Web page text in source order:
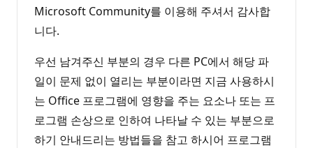
Microsoft Community를 이용해 주셔서 감사합
니다.
우선 남겨주신 부분의 경우 다른 PC에서 해당 파
일이 문제 없이 열리는 부분이라면 지금 사용하시
는 Office 프로그램에 영향을 주는 요소나 또는 프
로그램 손상으로 인하여 나타날 수 있는 부분으로
하기 안내드리는 방법들을 참고 하시어 프로그램